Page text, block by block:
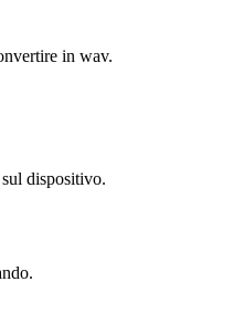
in wav.
dispositivo.